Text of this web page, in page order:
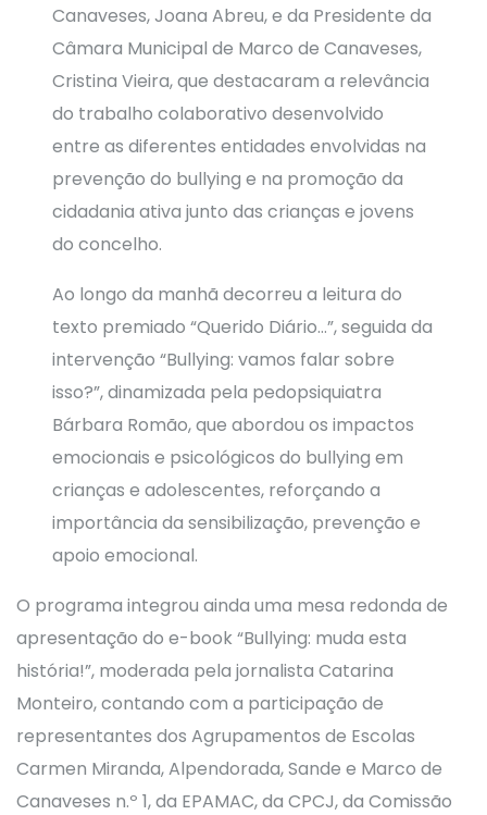
Canaveses, Joana Abreu, e da Presidente da
Câmara Municipal de Marco de Canaveses,
Cristina Vieira, que destacaram a relevância
do trabalho colaborativo desenvolvido
entre as diferentes entidades envolvidas na
prevenção do bullying e na promoção da
cidadania ativa junto das crianças e jovens
do concelho.
Ao longo da manhã decorreu a leitura do
texto premiado “Querido Diário…”, seguida da
intervenção “Bullying: vamos falar sobre
isso?”, dinamizada pela pedopsiquiatra
Bárbara Romão, que abordou os impactos
emocionais e psicológicos do bullying em
crianças e adolescentes, reforçando a
importância da sensibilização, prevenção e
apoio emocional.
O programa integrou ainda uma mesa redonda de
apresentação do e-book “Bullying: muda esta
história!”, moderada pela jornalista Catarina
Monteiro, contando com a participação de
representantes dos Agrupamentos de Escolas
Carmen Miranda, Alpendorada, Sande e Marco de
Canaveses n.º 1, da EPAMAC, da CPCJ, da Comissão